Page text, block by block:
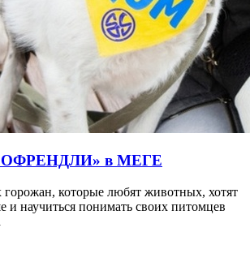
в МЕГЕ
горожан, которые любят животных, хотят
и научиться понимать своих питомцев